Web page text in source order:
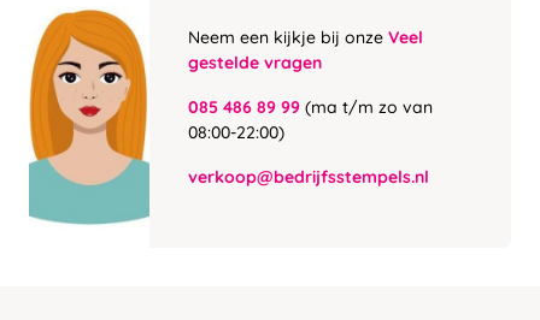
Neem een kijkje bij onze Veel
gestelde vragen
085 486 89 99 (ma t/m zo van
08:00-22:00)
verkoop@bedrijfsstempels.nl